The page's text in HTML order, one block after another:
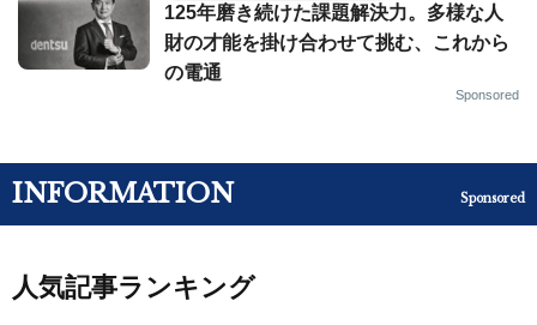
125年磨き続けた課題解決力。多様な人
財の才能を掛け合わせて挑む、これから
の電通
Sponsored
INFORMATION Sponsored
人気記事ランキング